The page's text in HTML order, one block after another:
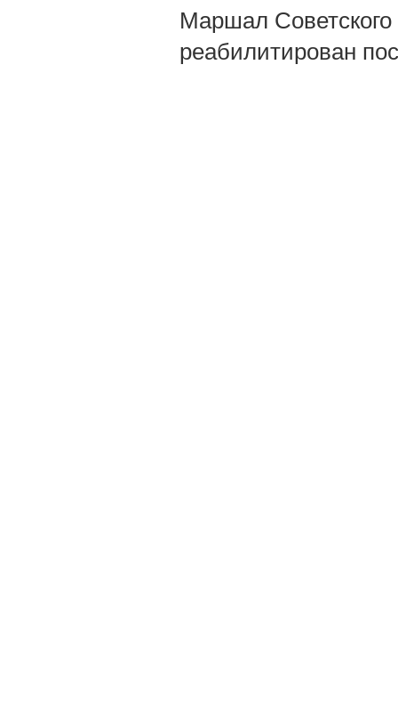
Маршал
реабилитирован